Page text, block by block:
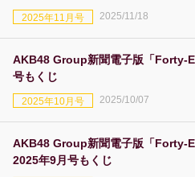
2025年11月号 2025/11/18
AKB48 Group新聞電子版「Forty-
号もくじ
2025年10月号 2025/10/07
AKB48 Group新聞電子版「Forty-
2025年9月号もくじ